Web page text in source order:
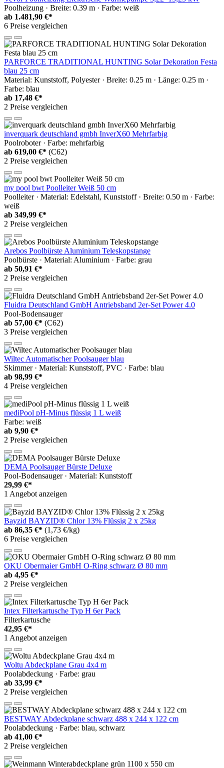
Poolheizung · Breite: 0.39 m · Farbe: weiß
ab 1.481,90 €*
6 Preise vergleichen
PARFORCE TRADITIONAL HUNTING Solar Dekoration Festa
blau 25 cm
Material: Kunststoff, Polyester · Breite: 0.25 m · Länge: 0.25 m ·
Farbe: blau
ab 17,48 €*
2 Preise vergleichen
inverquark deutschland gmbh InverX60 Mehrfarbig
Poolroboter · Farbe: mehrfarbig
ab 619,00 €* (C62)
2 Preise vergleichen
my pool bwt Poolleiter Weiß 50 cm
Poolleiter · Material: Edelstahl, Kunststoff · Breite: 0.50 m · Farbe:
weiß
ab 349,99 €*
2 Preise vergleichen
Arebos Poolbürste Aluminium Teleskopstange
Poolbürste · Material: Aluminium · Farbe: grau
ab 50,91 €*
2 Preise vergleichen
Fluidra Deutschland GmbH Antriebsband 2er-Set Power 4.0
Pool-Bodensauger
ab 57,00 €* (C62)
3 Preise vergleichen
Wiltec Automatischer Poolsauger blau
Skimmer · Material: Kunststoff, PVC · Farbe: blau
ab 98,99 €*
4 Preise vergleichen
mediPool pH-Minus flüssig 1 L weiß
Farbe: weiß
ab 9,90 €*
2 Preise vergleichen
DEMA Poolsauger Bürste Deluxe
Pool-Bodensauger · Material: Kunststoff
29,99 €*
1 Angebot anzeigen
Bayzid BAYZID® Chlor 13% Flüssig 2 x 25kg
ab 86,35 €* (1,73 €/kg)
6 Preise vergleichen
OKU Obermaier GmbH O-Ring schwarz Ø 80 mm
ab 4,95 €*
2 Preise vergleichen
Intex Filterkartusche Typ H 6er Pack
Filterkartusche
42,95 €*
1 Angebot anzeigen
Woltu Abdeckplane Grau 4x4 m
Poolabdeckung · Farbe: grau
ab 33,99 €*
2 Preise vergleichen
BESTWAY Abdeckplane schwarz 488 x 244 x 122 cm
Poolabdeckung · Farbe: blau, schwarz
ab 41,00 €*
2 Preise vergleichen